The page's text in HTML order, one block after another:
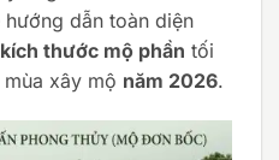
hướng dẫn toàn diện
thước mộ phần tối
xây mộ năm 2026.